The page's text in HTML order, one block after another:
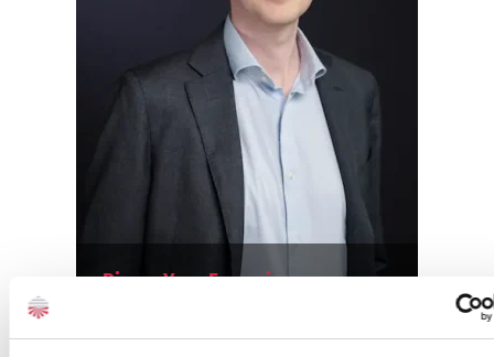
Pierre-Yves François